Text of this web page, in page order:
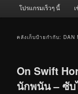
โปรแกรมเร็วๆ นี้
คลังเก็บป้ายกำกับ: DAN
On Swift
นักพนัน – ซับ